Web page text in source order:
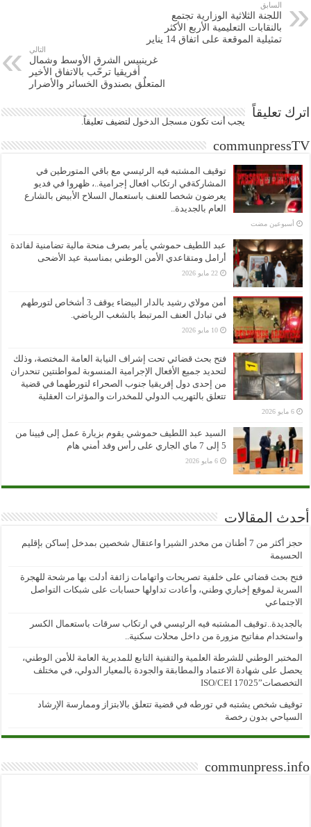
السابق
اللجنة الثلاثية الوزارية تجتمع
بالنقابات التعليمية الأربع الأكثر
تمثيلية الموقعة على اتفاق 14 يناير
التالي
غرينبيس الشرق الأوسط وشمال
أفريقيا ترحّب بالاتفاق الأخير
المتعلٌق بصندوق الخسائر والأضرار
اترك تعليقاً
يجب أنت تكون مسجل الدخول لتضيف تعليقاً.
communpressTV
توقيف المشتبه فيه الرئيسي مع باقي المتورطين في
المشاركةفي ارتكاب افعال إجرامية..، ظهروا في فديو
يعرضون شخصا للعنف باستعمال السلاح الأبيض بالشارع
العام بالجديدة..
‏أسبوعين مضت
عبد اللطيف حموشي يأمر بصرف منحة مالية تضامنية لفائدة
أرامل ومتقاعدي الأمن الوطني بمناسبة عيد الأضحى
22 مايو 2026
أمن مولاي رشيد بالدار البيضاء يوقف 3 أشخاص لتورطهم
في تبادل العنف المرتبط بالشغب الرياضي.
10 مايو 2026
فتح بحث قضائي تحت إشراف النيابة العامة المختصة، وذلك
لتحديد جميع الأفعال الإجرامية المنسوبة لمواطنتين تنحدران
من إحدى دول إفريقيا جنوب الصحراء لتورطهما في قضية
تتعلق بالتهريب الدولي للمخدرات والمؤثرات العقلية
6 مايو 2026
السيد عبد اللطيف حموشي يقوم بزيارة عمل إلى فيينا من
5 إلى 7 ماي الجاري على رأس وفد أمني هام
6 مايو 2026
أحدث المقالات
حجز أكثر من 7 أطنان من مخدر الشيرا واعتقال شخصين بمدخل إساكن بإقليم
الحسيمة
فتح بحث قضائي على خلفية تصريحات واتهامات زائفة أدلت بها مرشحة للهجرة
السرية لموقع إخباري وطني، وأعادت تداولها حسابات على شبكات التواصل
الاجتماعي
بالجديدة..توقيف المشتبه فيه الرئيسي في ارتكاب سرقات باستعمال الكسر
واستخدام مفاتيح مزورة من داخل محلات سكنية..
المختبر الوطني للشرطة العلمية والتقنية التابع للمديرية العامة للأمن الوطني،
يحصل على شهادة الاعتماد والمطابقة والجودة بالمعيار الدولي، في مختلف
التخصصات”ISO/CEI 17025
توقيف شخص يشتبه في تورطه في قضية تتعلق بالابتزاز وممارسة الإرشاد
السياحي بدون رخصة
communpress.info